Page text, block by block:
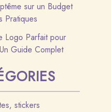
sur un Budget
Pratiques
Logo Parfait pour
Guide Complet
stickers